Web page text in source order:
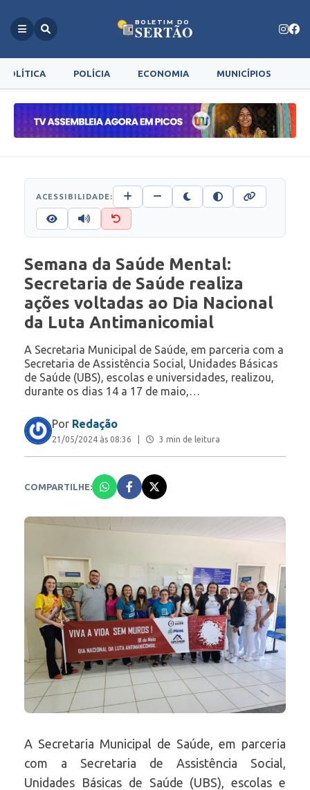
BOLETIM DO
SERTÃO
POLÍTICA POLÍCIA ECONOMIA MUNICÍPIOS
ACESSIBILIDADE:
Semana da Saúde Mental:
Secretaria de Saúde realiza
ações voltadas ao Dia Nacional
da Luta Antimanicomial
A Secretaria Municipal de Saúde, em parceria com a
Secretaria de Assistência Social, Unidades Básicas
de Saúde (UBS), escolas e universidades, realizou,
durante os dias 14 a 17 de maio,…
Por Redação
21/05/2024 às 08:36 3 min de leitura
COMPARTILHE:
A Secretaria Municipal de Saúde, em parceria
com a Secretaria de Assistência Social,
Unidades Básicas de Saúde (UBS), escolas e